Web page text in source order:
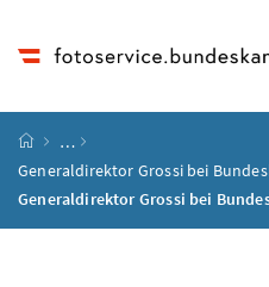
Startseite
…
Generaldirektor Grossi bei
Generaldirektor Grossi bei